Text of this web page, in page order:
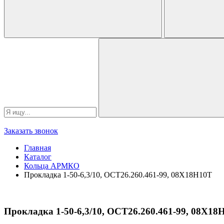
Заказать звонок
Главная
Каталог
Кольца АРМКО
Прокладка 1-50-6,3/10, ОСТ26.260.461-99, 08Х18Н10Т
Прокладка 1-50-6,3/10, ОСТ26.260.461-99,